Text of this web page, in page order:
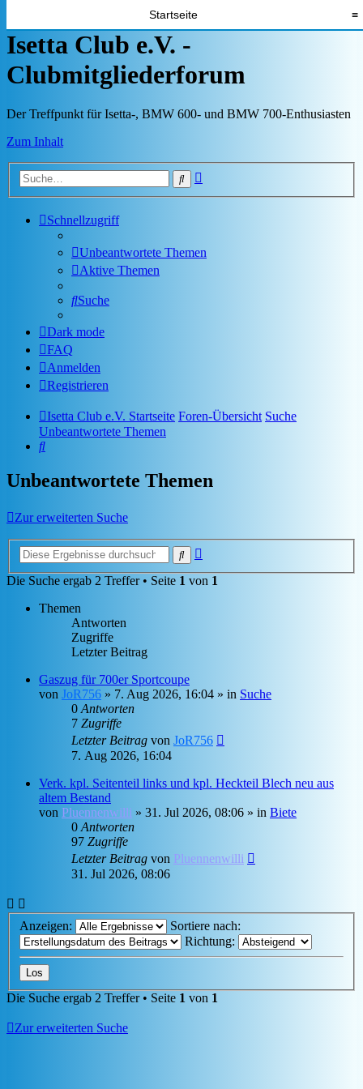
Startseite ≡
Isetta Club e.V. -
Clubmitgliederforum
Der Treffpunkt für Isetta-, BMW 600- und BMW 700-Enthusiasten
Zum Inhalt
Suche
Schnellzugriff
Unbeantwortete Themen
Aktive Themen
Suche
Dark mode
FAQ
Anmelden
Registrieren
Isetta Club e.V. Startseite Foren-Übersicht Suche
Unbeantwortete Themen
Suche
Unbeantwortete Themen
Zur erweiterten Suche
Suche
Die Suche ergab 2 Treffer • Seite 1 von 1
Themen
Antworten
Zugriffe
Letzter Beitrag
Gaszug für 700er Sportcoupe
von JoR756 » 7. Aug 2026, 16:04 » in Suche
0Antworten
7 Zugriffe
Letzter Beitrag von JoR756
7. Aug 2026, 16:04
Verk. kpl. Seitenteil links und kpl. Heckteil Blech neu aus
altem Bestand
von Pluennenwilli » 31. Jul 2026, 08:06 » in Biete
0Antworten
97 Zugriffe
Letzter Beitrag von Pluennenwilli
31. Jul 2026, 08:06
Anzeigen:
Sortiere nach:
Richtung:
Die Suche ergab 2 Treffer • Seite 1 von 1
Zur erweiterten Suche